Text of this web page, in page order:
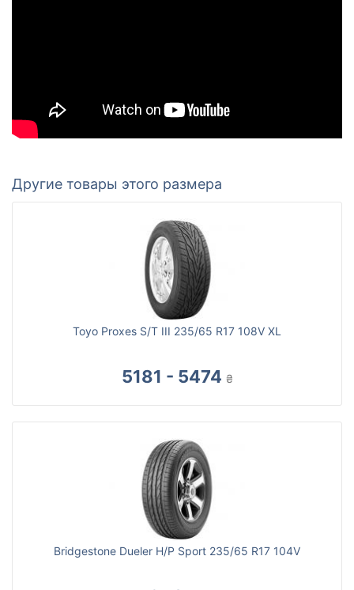
Другие товары этого размера
Toyo Proxes S/T III 235/65 R17 108V XL
5181 - 5474 ₴
Bridgestone Dueler H/P Sport 235/65 R17 104V